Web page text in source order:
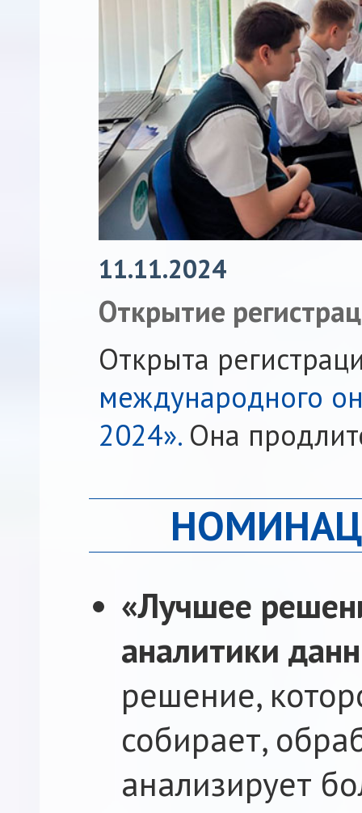
11.11.2024
Открытие
Открыта
международного
2024».Она
«Лучшее
аналитики
решение,
собирает,
анализирует